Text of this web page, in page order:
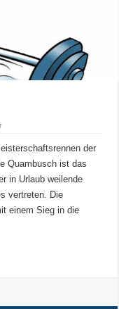
der
Quambusch ist das
in Urlaub weilende
vertreten. Die
einem Sieg in die